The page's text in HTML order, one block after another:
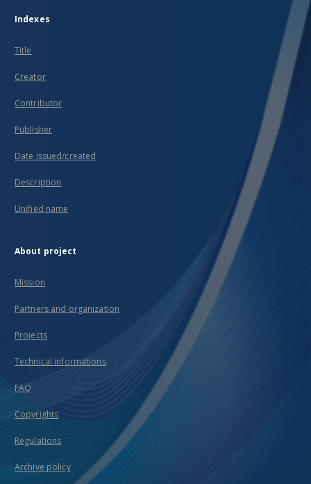
Indexes
Title
Creator
Contributor
Publisher
Date issued/created
Description
Unified name
About project
Mission
Partners and organization
Projects
Technical informations
FAQ
Copyrights
Regulations
Archive policy